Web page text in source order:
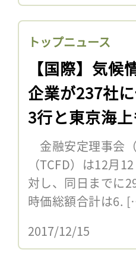
トップニュース
【国際】気候
企業が237社
3行と東京海上
金融安定理事会
（TCFD）は12月
対し、同日までに
時価総額合計は6.
2017/12/15